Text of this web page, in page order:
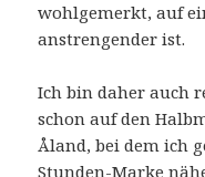
wohlgemerkt, auf
anstrengender ist.
Ich bin daher auch
schon auf den
Åland, bei dem ich
Stunden-Marke